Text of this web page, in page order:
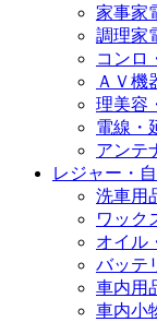
家事家
調理家
コンロ
ＡＶ機
理美容
電線・
アンテ
レジャー・
洗車用
ワック
オイル
バッテ
車内用
車内小